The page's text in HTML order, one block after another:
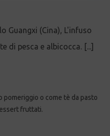
Guangxi (Cina), L'infuso
di pesca e albicocca. [...]
pomeriggio o come tè da pasto
fruttati.